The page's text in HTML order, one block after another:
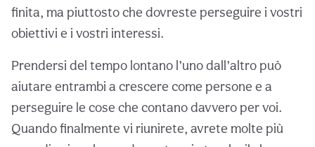
finita, ma piuttosto che dovreste perseguire i vostri
obiettivi e i vostri interessi.
Prendersi del tempo lontano l’uno dall’altro può
aiutare entrambi a crescere come persone e a
perseguire le cose che contano davvero per voi.
Quando finalmente vi riunirete, avrete molte più